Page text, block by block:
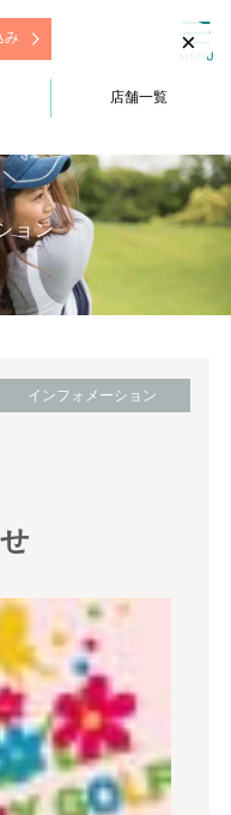
み
店舗一覧
ョン
インフォメーション
×